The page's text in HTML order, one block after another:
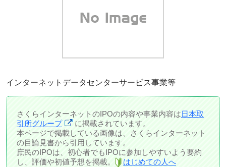
インターネットデータセンターサービス事業等
さくらインターネットのIPOの内容や事業内容は日本取
引所グループ
に掲載されています。
本ページで掲載している画像は、さくらインターネット
の目論見書から引用しています。
庶民のIPOは、初心者でもIPOに参加しやすいよう要約
し、評価や初値予想を掲載。
はじめての人へ